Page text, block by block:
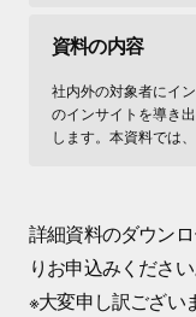
資料の内容
社内外の対象者にイ
のインサイトを導き
します。本資料では
詳細資料のダウン
りお申込みください
※大変申し訳ござい